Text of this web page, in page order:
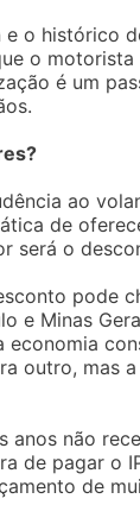
o histórico
o
é um
ao
de
será o
pode
e Minas
outro, mas
não
de pagar o
de